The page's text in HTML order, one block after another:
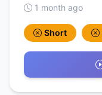
1 month ago
Short